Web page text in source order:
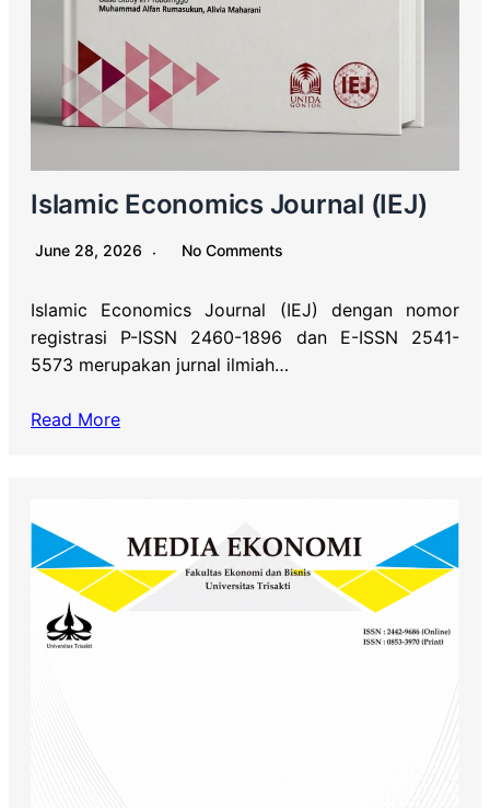
Islamic Economics Journal (IEJ)
June 28, 2026 No Comments
Islamic Economics Journal (IEJ) dengan nomor
registrasi P-ISSN 2460-1896 dan E-ISSN 2541-
5573 merupakan jurnal ilmiah…
Read More